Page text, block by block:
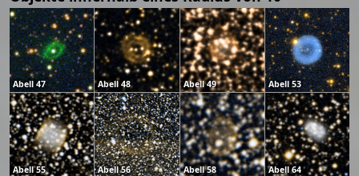
Abell 47 Abell 48 Abell 49 Abell 53
Abell 55 Abell 56 Abell 58 Abell 64